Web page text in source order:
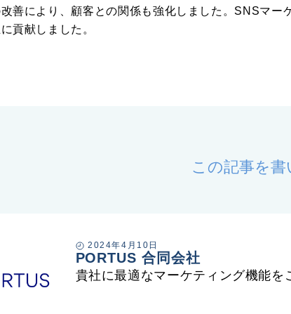
善により、顧客との関係も強化しました。SNSマ
貢献しました。
この記事を書
2024年4月10日
PORTUS 合同会社
貴社に最適なマーケティング機能を